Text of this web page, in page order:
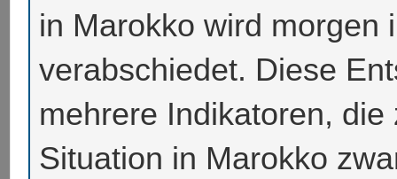
in Marokko wird morgen
verabschiedet. Diese
mehrere Indikatoren,
Situation in Marokko